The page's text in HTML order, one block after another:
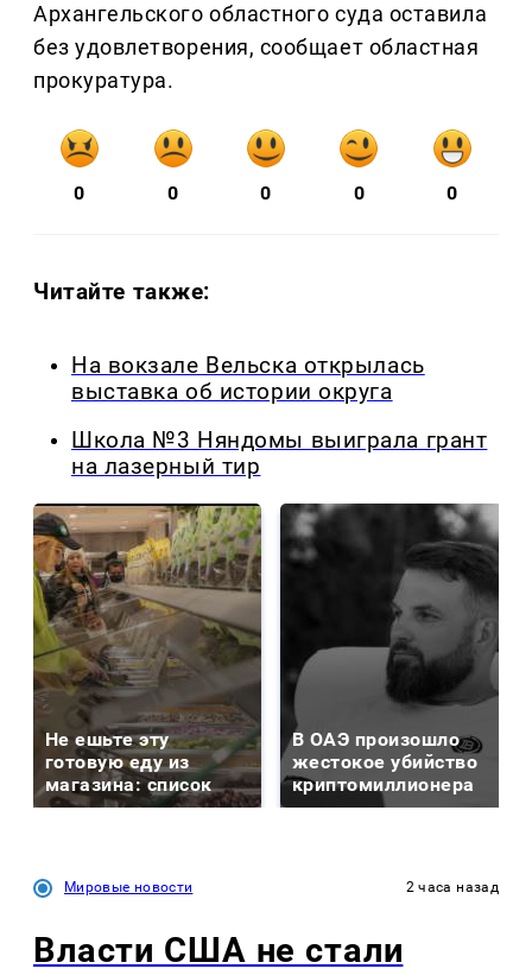
Архангельского областного суда оставила
без удовлетворения, сообщает областная
прокуратура.
0 0 0 0 0
Читайте также:
На вокзале Вельска открылась
выставка об истории округа
Школа №3 Няндомы выиграла грант
на лазерный тир
Не ешьте эту
готовую еду из
магазина: список
В ОАЭ произошло
жестокое убийство
криптомиллионера
Мировые новости 2 часа назад
Власти США не стали